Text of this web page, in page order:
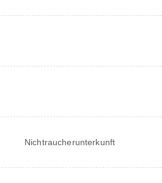
Nichtraucherunterkunft